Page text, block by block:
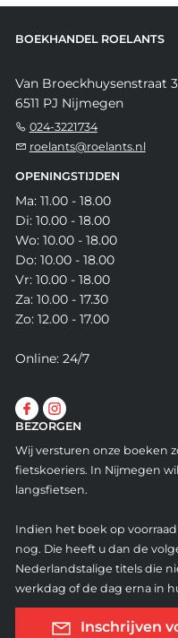
BOEKHANDEL ROELANTS
Van Broeckhuysenstraat
6511 PJ Nijmegen
024-3221734
roelants@roelants.nl
OPENINGSTIJDEN
Ma: 11.00 - 18.00
Di: 10.00 - 18.00
Wo: 10.00 - 18.00
Do: 10.00 - 18.00
Vr: 10.00 - 18.00
Za: 10.00 - 17.30
Zo: 12.00 - 17.00
Online: 24/7
BEZORGEN
Wij versturen onze boeken
fietskoeriers. In Nijmegen
langsfietsen.
Indien het boek op
nog. Die heeft u dan de
Nederlandstalige titels die
werkdag of de dag erna in
Inschrijven